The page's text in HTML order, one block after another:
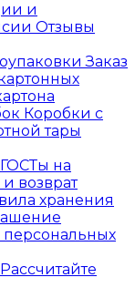
и
Отзывы
Заказ
Коробки с
тары
ГОСТы на
возврат
хранения
Рассчитайте